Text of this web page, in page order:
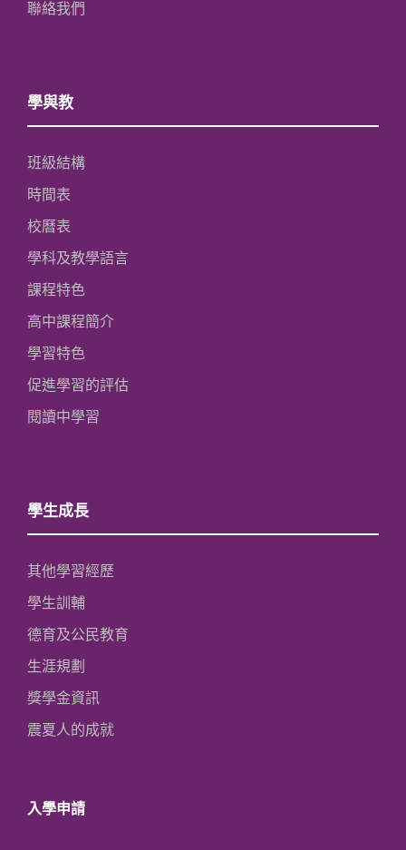
聯絡我們
學與教
班級結構
時間表
校曆表
學科及教學語言
課程特色
高中課程簡介
學習特色
促進學習的評估
閱讀中學習
學生成長
其他學習經歷
學生訓輔
德育及公民教育
生涯規劃
獎學金資訊
震夏人的成就
入學申請